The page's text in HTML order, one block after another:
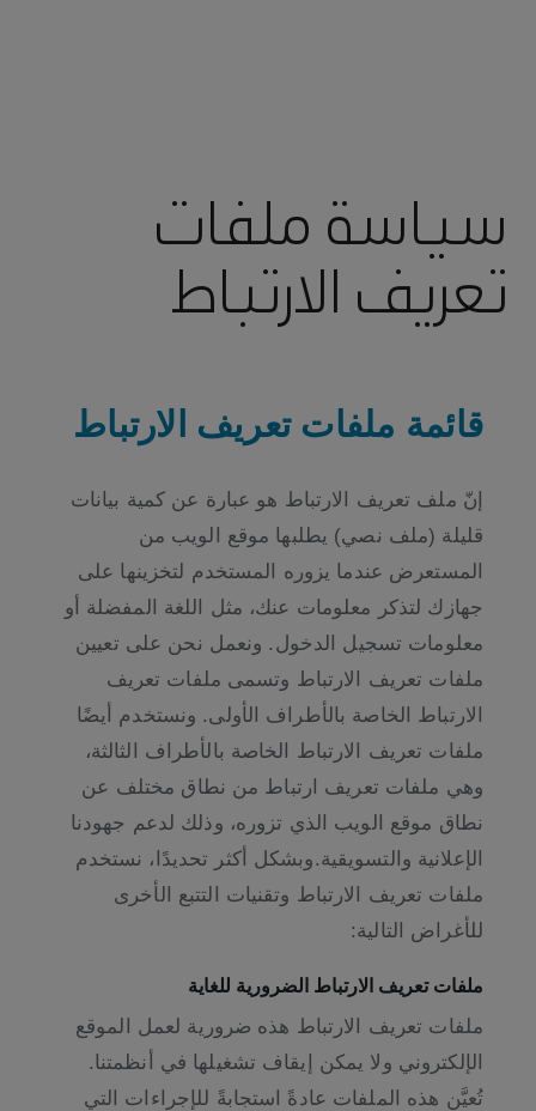
سياسة ملفات
تعريف الارتباط
قائمة ملفات تعريف الارتباط
إنّ ملف تعريف الارتباط هو عبارة عن كمية بيانات
قليلة (ملف نصي) يطلبها موقع الويب من
المستعرض عندما يزوره المستخدم لتخزينها على
جهازك لتذكر معلومات عنك، مثل اللغة المفضلة أو
معلومات تسجيل الدخول. ونعمل نحن على تعيين
ملفات تعريف الارتباط وتسمى ملفات تعريف
الارتباط الخاصة بالأطراف الأولى. ونستخدم أيضًا
ملفات تعريف الارتباط الخاصة بالأطراف الثالثة،
وهي ملفات تعريف ارتباط من نطاق مختلف عن
نطاق موقع الويب الذي تزوره، وذلك لدعم جهودنا
الإعلانية والتسويقية.وبشكل أكثر تحديدًا، نستخدم
ملفات تعريف الارتباط وتقنيات التتبع الأخرى
للأغراض التالية:
ملفات تعريف الارتباط الضرورية للغاية
ملفات تعريف الارتباط هذه ضرورية لعمل الموقع
الإلكتروني ولا يمكن إيقاف تشغيلها في أنظمتنا.
تُعيَّن هذه الملفات عادةً استجابةً للإجراءات التي